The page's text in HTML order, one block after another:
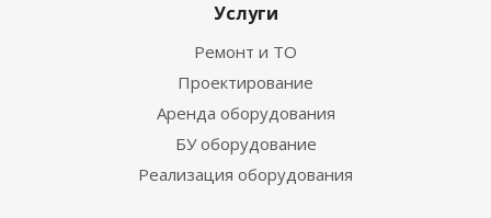
Услуги
Ремонт и ТО
Проектирование
Аренда оборудования
БУ оборудование
Реализация оборудования